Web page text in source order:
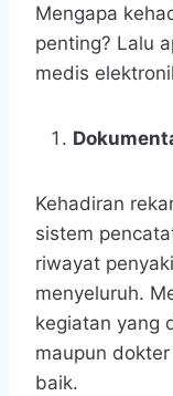
Mengapa
penting? Lalu
medis
Kehadiran
sistem
riwayat
menyeluruh.
kegiatan yang
maupun
baik.